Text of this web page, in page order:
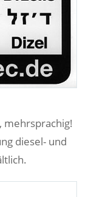
mehrsprachig!
diesel- und